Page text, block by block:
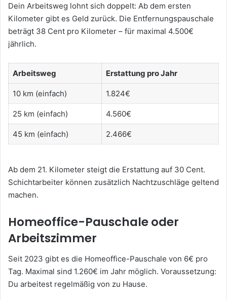
Dein Arbeitsweg lohnt sich doppelt: Ab dem ersten
Kilometer gibt es Geld zurück. Die Entfernungspauschale
beträgt 38 Cent pro Kilometer – für maximal 4.500€
jährlich.
Arbeitsweg Erstattung pro Jahr
10 km (einfach) 1.824€
25 km (einfach) 4.560€
45 km (einfach) 2.466€
Ab dem 21. Kilometer steigt die Erstattung auf 30 Cent.
Schichtarbeiter können zusätzlich Nachtzuschläge geltend
machen.
Homeoffice-Pauschale oder
Arbeitszimmer
Seit 2023 gibt es die Homeoffice-Pauschale von 6€ pro
Tag. Maximal sind 1.260€ im Jahr möglich. Voraussetzung:
Du arbeitest regelmäßig von zu Hause.